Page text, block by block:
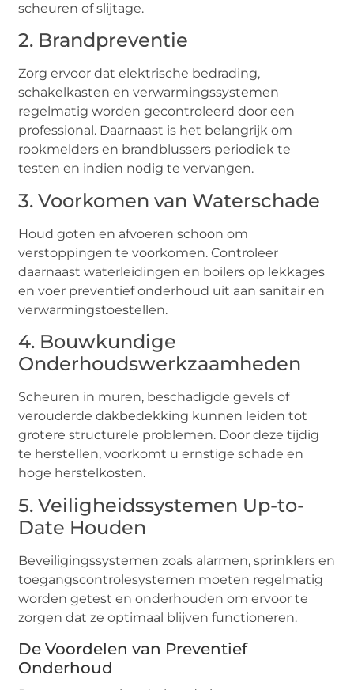
scheuren of slijtage.
2. Brandpreventie
Zorg ervoor dat elektrische bedrading,
schakelkasten en verwarmingssystemen
regelmatig worden gecontroleerd door een
professional. Daarnaast is het belangrijk om
rookmelders en brandblussers periodiek te
testen en indien nodig te vervangen.
3. Voorkomen van Waterschade
Houd goten en afvoeren schoon om
verstoppingen te voorkomen. Controleer
daarnaast waterleidingen en boilers op lekkages
en voer preventief onderhoud uit aan sanitair en
verwarmingstoestellen.
4. Bouwkundige
Onderhoudswerkzaamheden
Scheuren in muren, beschadigde gevels of
verouderde dakbedekking kunnen leiden tot
grotere structurele problemen. Door deze tijdig
te herstellen, voorkomt u ernstige schade en
hoge herstelkosten.
5. Veiligheidssystemen Up-to-
Date Houden
Beveiligingssystemen zoals alarmen, sprinklers en
toegangscontrolesystemen moeten regelmatig
worden getest en onderhouden om ervoor te
zorgen dat ze optimaal blijven functioneren.
De Voordelen van Preventief
Onderhoud